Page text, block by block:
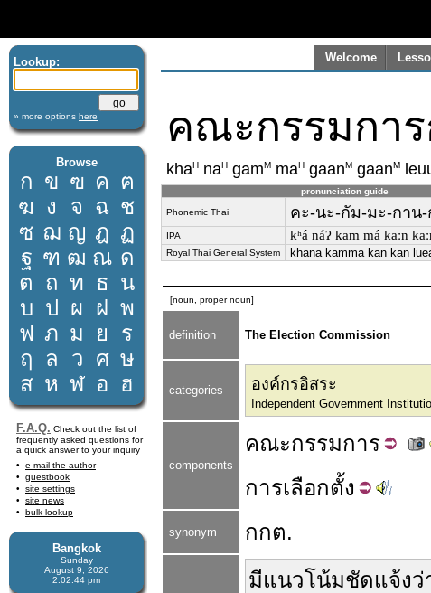
Lookup:
» more options here
Browse
ก ข ฃ ค ฅ
ฆ ง จ ฉ ช
ซ ฌ ญ ฎ ฏ
ฐ ฑ ฒ ณ ด
ต ถ ท ธ น
บ ป ผ ฝ พ
ฟ ภ ม ย
ร
ฤ
ล ว ศ ษ
ส ห ฬ อ ฮ
F.A.Q. Check out the list of
frequently asked questions for
a quick answer to your inquiry
e-mail the author
guestbook
site settings
site news
bulk lookup
Bangkok
Sunday
August 9, 2026
2:02:44 pm
Welcome
คณะกรรมการ
khaH naH gamM maH gaanM gaanM
pronunciation guide
Phonemic Thai คะ-นะ-กัม-มะ-กาน-
IPA kʰá náʔ kam má kaːn
Royal Thai General System khana kamma kan kan
[noun, proper noun]
definition The Election Commission
categories องค์กรอิสระ
Independent Government
components
คณะกรรมการ
การเลือกตั้ง
synonym กกต.
มีแนวโน้มชัดแจ้งว่